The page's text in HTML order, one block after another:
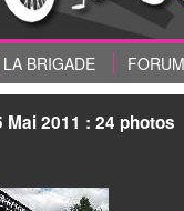
LA BRIGADE FORUM
2011 : 24 photos